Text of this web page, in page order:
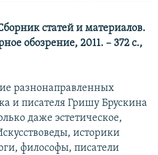
статей и материалов.
обозрение, 2011. – 372 с.,
разнонаправленных
и писателя Гришу Брускина
даже эстетическое,
историки
философы, писатели